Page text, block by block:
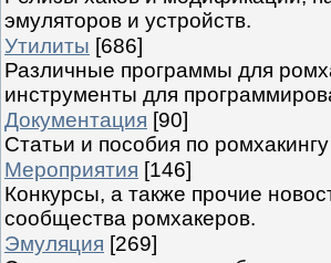
эмуляторов и устройств.
Утилиты [686]
Различные программы для
инструменты для
Документация [90]
Статьи и пособия по
Мероприятия [146]
Конкурсы, а также прочие
сообщества ромхакеров.
Эмуляция [269]